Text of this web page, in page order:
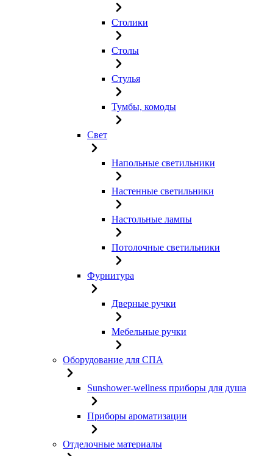
Столики
Столы
Стулья
Тумбы, комоды
Свет
Напольные светильники
Настенные светильники
Настольные лампы
Потолочные светильники
Фурнитура
Дверные ручки
Мебельные ручки
Оборудование для СПА
Sunshower-wellness приборы для душа
Приборы ароматизации
Отделочные материалы